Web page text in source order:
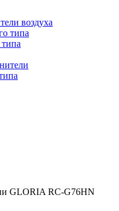
воздуха
типа
GLORIA RC-G76HN